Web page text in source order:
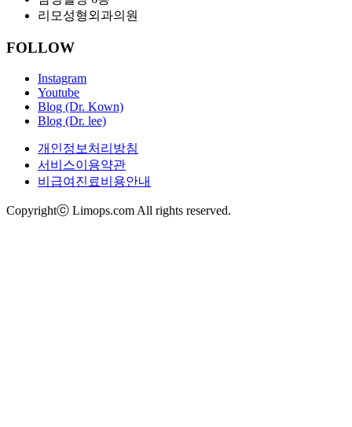
리모성형외과의원
FOLLOW
Instagram
Youtube
Blog (Dr. Kown)
Blog (Dr. lee)
개인정보처리방침
서비스이용약관
비급여진료비용안내
Copyrightⓒ Limops.com All rights reserved.